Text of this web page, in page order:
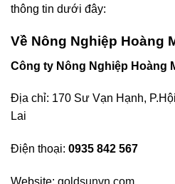
thông tin dưới đây:
Về Nông Nghiệp Hoàng
Công ty Nông Nghiệp Hoàng
Địa chỉ: 170 Sư Vạn Hạnh,
Lai
Điện thoại: 0935 842 567
Website: goldsunvn.com